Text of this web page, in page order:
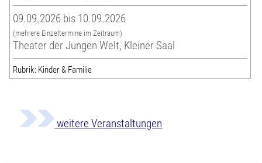
09.09.2026 bis 10.09.2026
(mehrere Einzeltermine im Zeitraum)
Theater der Jungen Welt, Kleiner Saal
Rubrik: Kinder & Familie
weitere Veranstaltungen